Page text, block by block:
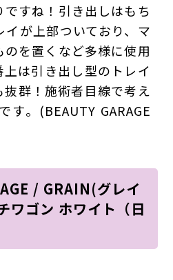
すね！引き出しはもち
が上部ついており、マ
を置くなど多様に使用
は引き出し型のトレイ
群！施術者目線で考え
す。(BEAUTY GARAGE
/ GRAIN(グレイ
ワゴン ホワイト（日